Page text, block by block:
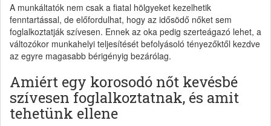
A munkáltatók nem csak a fiatal hölgyeket kezelhetik
fenntartással, de előfordulhat, hogy az idősödő nőket sem
foglalkoztatják szívesen. Ennek az oka pedig szerteágazó lehet, a
változókor munkahelyi teljesítését befolyásoló tényezőktől kezdve
az egyre magasabb bérigényig bezárólag.
Amiért egy korosodó nőt kevésbé
szívesen foglalkoztatnak, és amit
tehetünk ellene